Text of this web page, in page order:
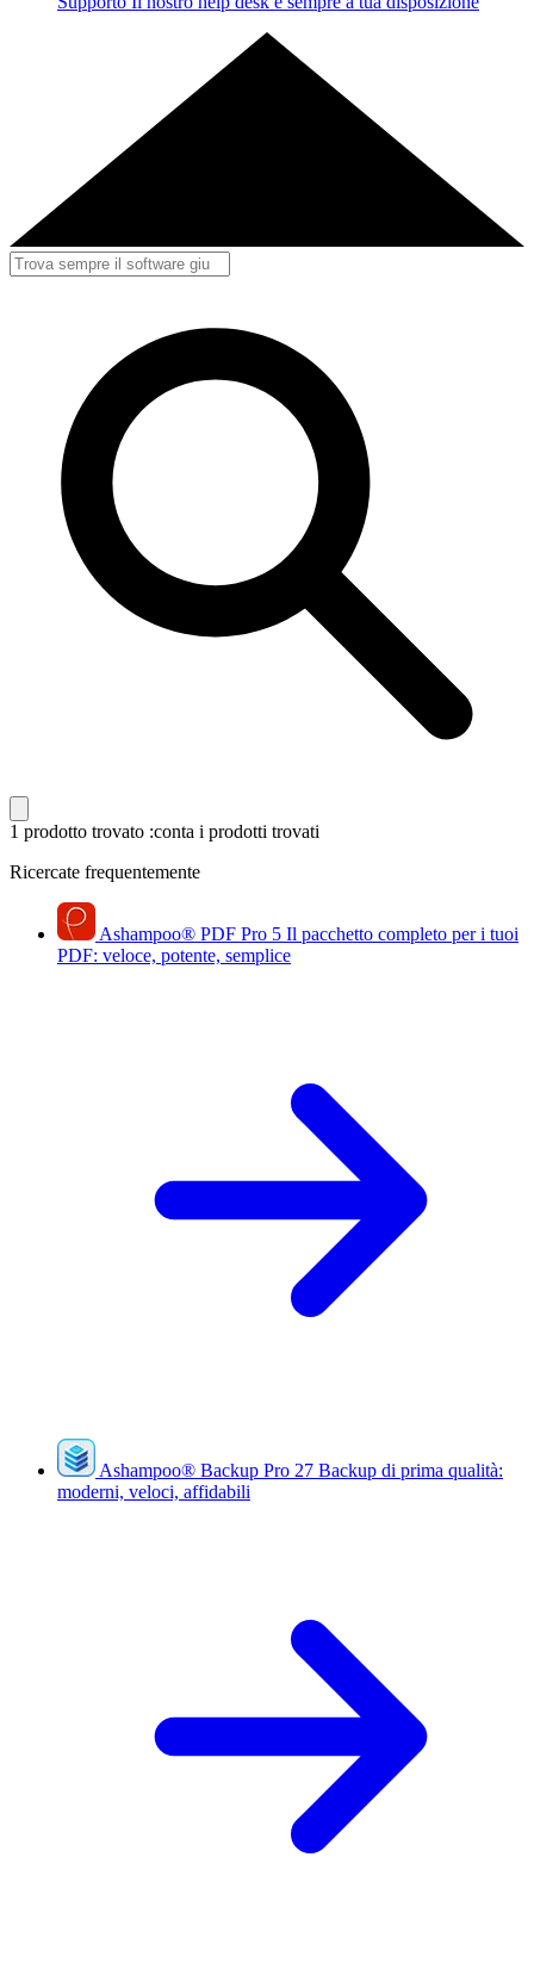
1 prodotto trovato :conta i prodotti trovati
Ricercate frequentemente
Ashampoo® PDF Pro 5 Il pacchetto completo per i tuoi
PDF: veloce, potente, semplice
Ashampoo® Backup Pro 27 Backup di prima qualità:
moderni, veloci, affidabili